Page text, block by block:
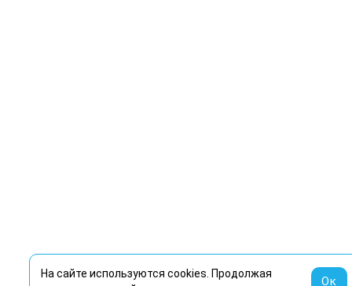
На сайте используются cookies. Продолжая
Ок